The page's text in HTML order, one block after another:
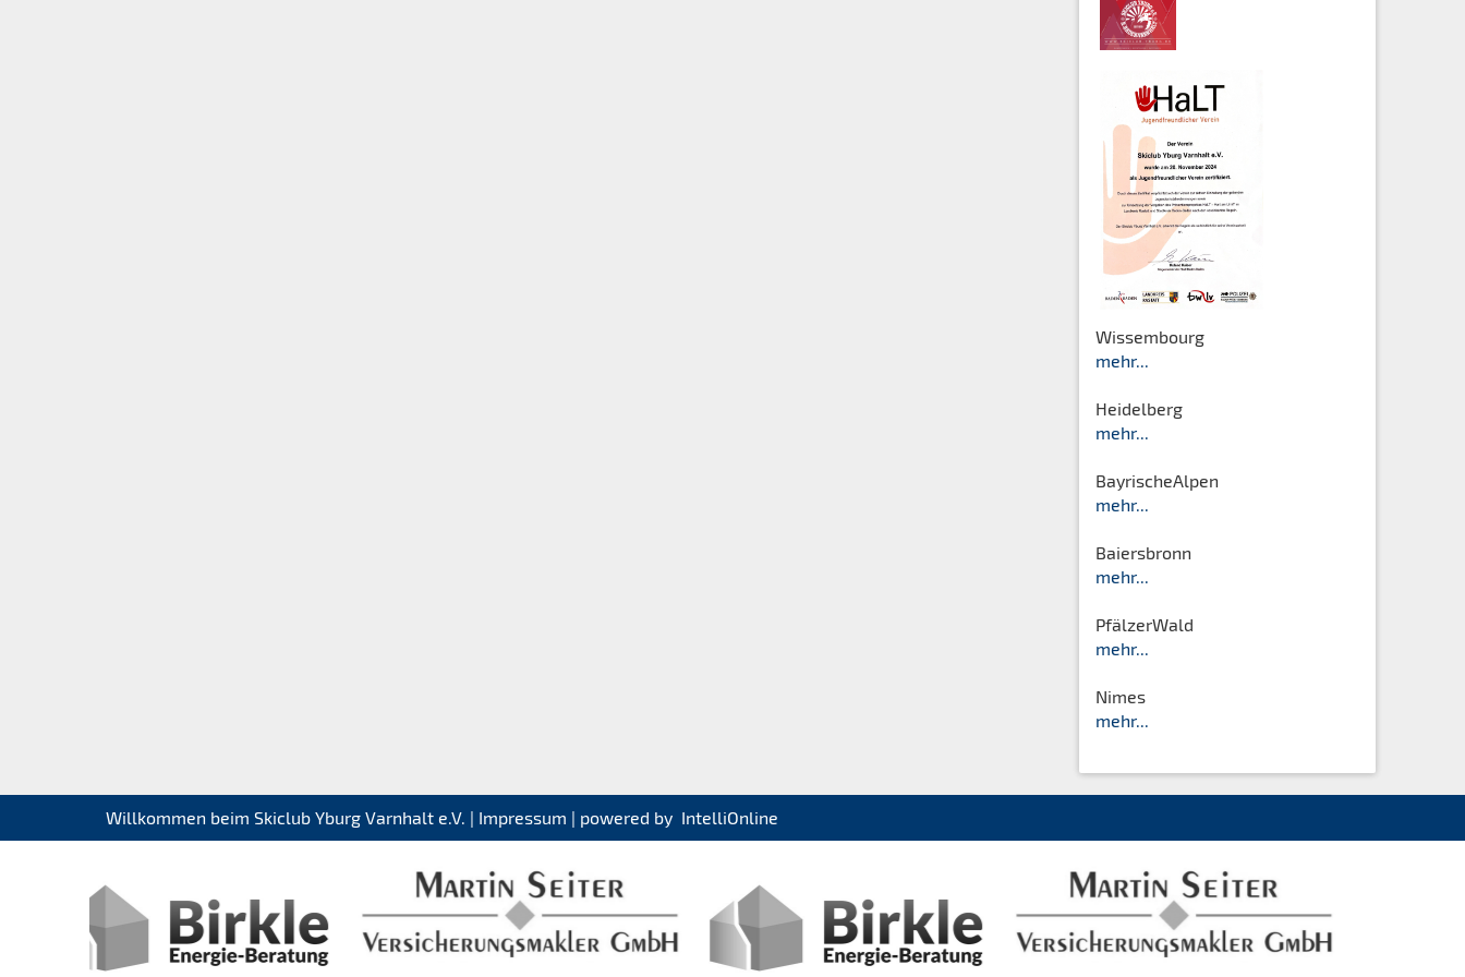
Wissembourg
mehr...
Heidelberg
mehr...
BayrischeAlpen
mehr...
Baiersbronn
mehr...
PfälzerWald
mehr...
Nimes
mehr...
Willkommen beim Skiclub Yburg Varnhalt e.V. | Impressum | powered by IntelliOnline